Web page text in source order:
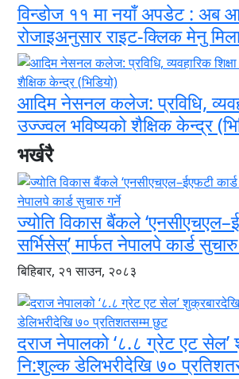
विन्डोज ११ मा नयाँ अपडेट : अब
रोजाइअनुसार राइट-क्लिक मेनु
आदिम नेसनल कलेज: प्रविधि,
उज्ज्वल भविष्यको शैक्षिक केन्द्र
भर्खरै
ज्योति विकास बैंकले
सर्भिसेस्’ मार्फत नेपालपे कार्ड सुचारु
बिहिबार, २१ साउन, २०८३
दराज नेपालको ‘८.८ ग्रेट एट सेल’
नि:शुल्क डेलिभरीदेखि ७०